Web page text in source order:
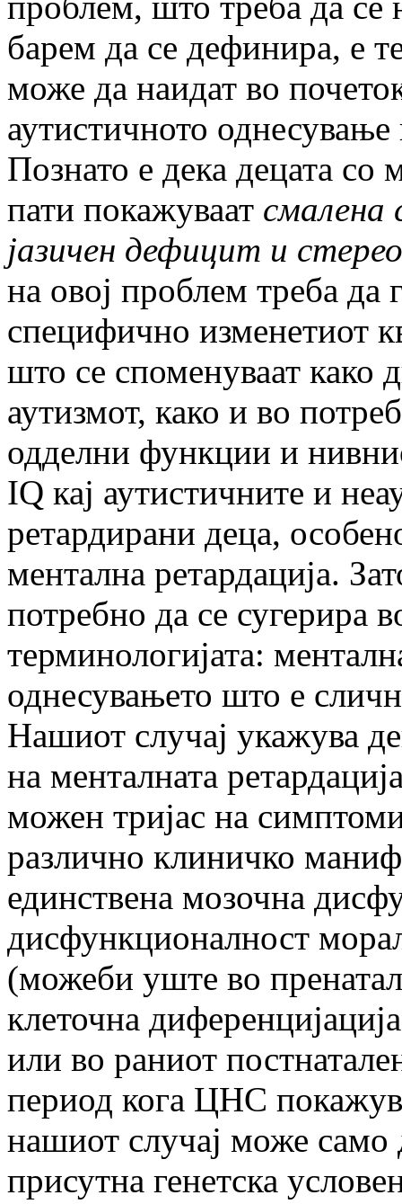
барем да се дефинира, е
може да наидат во
аутистичното однесување
Познато е дека децата со
пати покажуваат смалена
јазичен дефицит и
на овој проблем треба да
специфично изменетиот
што се споменуваат како
аутизмот, како и во
одделни функции и
IQ кај аутистичните и
ретардирани деца,
ментална ретардација.
потребно да се сугерира
терминологијата:
однесувањето што е
Нашиот случај укажува
на менталната
можен тријас на
различно клиничко
единствена мозочна
дисфункционалност
(можеби уште во
клеточна
или во раниот
период кога ЦНС
нашиот случај може само
присутна генетска